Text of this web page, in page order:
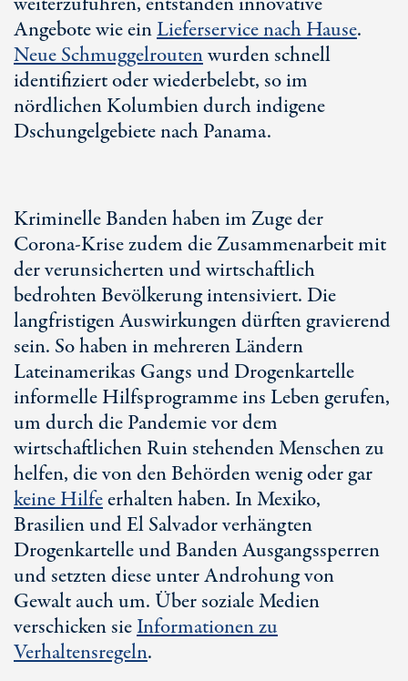
Angebote wie einLieferservice nach Hause.
Neue Schmuggelroutenwurden schnell
identifiziert oder wiederbelebt, so im
nördlichen Kolumbien durch indigene
Dschungelgebiete nach Panama.
Kriminelle Banden haben im Zuge der
Corona-Krise zudem die Zusammenarbeit mit
der verunsicherten und wirtschaftlich
bedrohten Bevölkerung intensiviert. Die
langfristigen Auswirkungen dürften gravierend
sein. So haben in mehreren Ländern
Lateinamerikas Gangs und Drogenkartelle
informelle Hilfsprogramme ins Leben gerufen,
um durch die Pandemie vor dem
wirtschaftlichen Ruin stehenden Menschen zu
helfen, die von den Behörden wenig oder gar
keine Hilfeerhalten haben. In Mexiko,
Brasilien und El Salvador verhängten
Drogenkartelle und Banden Ausgangssperren
und setzten diese unter Androhung von
Gewalt auch um. Über soziale Medien
verschicken sieInformationen zu
Verhaltensregeln.